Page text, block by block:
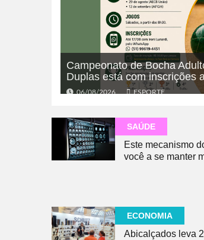
Campeonato de Bocha
Duplas está com inscrições
06/08/2026 ESPORTE
SAÚDE
Este mecanismo
você a se manter
ECONOMIA
Abicalçados leva